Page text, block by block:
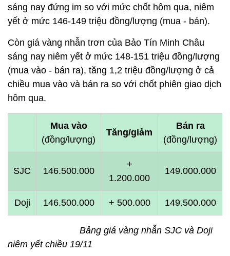
sáng nay đứng im so với mức chốt hôm qua, niêm
yết ở mức 146-149 triệu đồng/lượng (mua - bán).
Còn giá vàng nhẫn trơn của Bảo Tín Minh Châu
sáng nay niêm yết ở mức 148-151 triệu đồng/lượng
(mua vào - bán ra), tăng 1,2 triệu đồng/lượng ở cả
chiều mua vào và bán ra so với chốt phiên giao dịch
hôm qua.
Mua vào
(đồng/lượng)
Tăng/giảm
Bán ra
(đồng/lượng)
SJC 146.500.000
+
1.200.000
149.000.000
Doji 146.500.000 + 500.000 149.500.000
Bảng giá vàng nhẫn SJC và Doji
niêm yết chiều 19/11